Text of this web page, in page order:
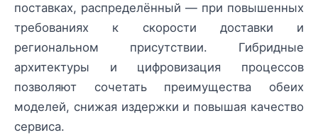
поставках, распределённый — при повышенных
требованиях к скорости доставки и
региональном присутствии. Гибридные
архитектуры и цифровизация процессов
позволяют сочетать преимущества обеих
моделей, снижая издержки и повышая качество
сервиса.